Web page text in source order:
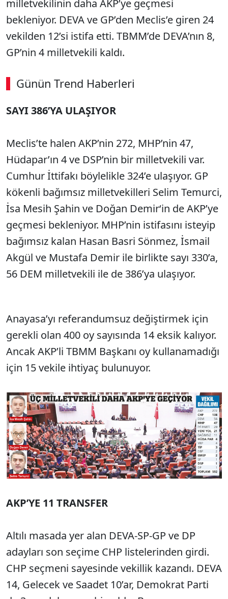
milletvekilinin daha AKP’ye geçmesi
bekleniyor. DEVA ve GP’den Meclis’e giren 24
vekilden 12’si istifa etti. TBMM’de DEVA’nın 8,
GP’nin 4 milletvekili kaldı.
Günün Trend Haberleri
SAYI 386’YA ULAŞIYOR
Meclis’te halen AKP’nin 272, MHP’nin 47,
Hüdapar’ın 4 ve DSP’nin bir milletvekili var.
Cumhur İttifakı böylelikle 324’e ulaşıyor. GP
kökenli bağımsız milletvekilleri Selim Temurci,
İsa Mesih Şahin ve Doğan Demir‘in de AKP’ye
geçmesi bekleniyor. MHP’nin istifasını isteyip
bağımsız kalan Hasan Basri Sönmez, İsmail
Akgül ve Mustafa De­mir ile birlikte sayı 330’a,
56 DEM milletvekili ile de 386’ya ulaşıyor.
Anayasa’yı referan­dumsuz değiştirmek için
gerekli olan 400 oy sayı­sında 14 eksik kalıyor.
Ancak AKP’li TBMM Başkanı oy kullanamadığı
için 15 vekile ihtiyaç bulunuyor.
AKP’YE 11 TRANSFER
Altılı masada yer alan DE­VA-SP-GP ve DP
adayları son seçime CHP listelerinden girdi.
CHP seçmeni sayesinde vekil­lik kazandı. DEVA
14, Gelecek ve Saadet 10’ar, Demokrat Par­ti